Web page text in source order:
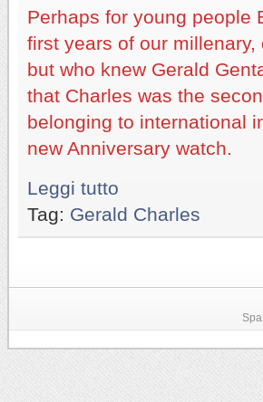
Perhaps for young people
first years of our
but who knew Gerald
that Charles was the
belonging to international
new Anniversary watch.
Leggi tutto
Tag: Gerald Charles